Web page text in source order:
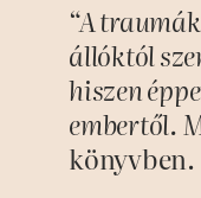
“A
állóktól
hiszen
embertől.
könyvben.